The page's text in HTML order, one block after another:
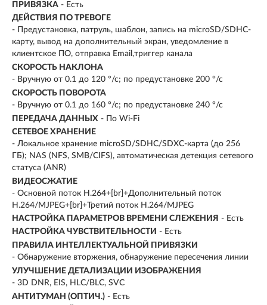
ПРИВЯЗКА - Есть
ДЕЙСТВИЯ ПО ТРЕВОГЕ
- Предустановка, патруль, шаблон, запись на microSD/SDHC-
карту, вывод на дополнительный экран, уведомление в
клиентское ПО, отправка Email,триггер канала
СКОРОСТЬ НАКЛОНА
- Вручную от 0.1 до 120 °/с; по предустановке 200 °/с
СКОРОСТЬ ПОВОРОТА
- Вручную от 0.1 до 160 °/с; по предустановке 240 °/с
ПЕРЕДАЧА ДАННЫХ - По Wi-Fi
СЕТЕВОЕ ХРАНЕНИЕ
- Локальное хранение microSD/SDHC/SDXC-карта (до 256
ГБ); NAS (NFS, SMB/CIFS), автоматическая детекция сетевого
статуса (ANR)
ВИДЕОСЖАТИЕ
- Основной поток H.264+[br]+Дополнительный поток
H.264/MJPEG+[br]+Третий поток H.264/MJPEG
НАСТРОЙКА ПАРАМЕТРОВ ВРЕМЕНИ СЛЕЖЕНИЯ - Есть
НАСТРОЙКА ЧУВСТВИТЕЛЬНОСТИ - Есть
ПРАВИЛА ИНТЕЛЛЕКТУАЛЬНОЙ ПРИВЯЗКИ
- Обнаружение вторжения, обнаружение пересечения линии
УЛУЧШЕНИЕ ДЕТАЛИЗАЦИИ ИЗОБРАЖЕНИЯ
- 3D DNR, EIS, HLC/BLC, SVC
АНТИТУМАН (ОПТИЧ.) - Есть